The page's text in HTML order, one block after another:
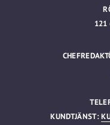
121
KUNDTJÄNST: